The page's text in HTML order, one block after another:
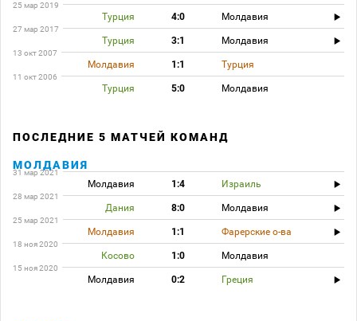
25 мар 2019
Турция 4:0 Молдавия
27 мар 2017
Турция 3:1 Молдавия
13 окт 2007
Молдавия 1:1 Турция
11 окт 2006
Турция 5:0 Молдавия
ПОСЛЕДНИЕ 5 МАТЧЕЙ КОМАНД
МОЛДАВИЯ
31 мар 2021
Молдавия 1:4 Израиль
28 мар 2021
Дания 8:0 Молдавия
25 мар 2021
Молдавия 1:1 Фарерские о-ва
18 ноя 2020
Косово 1:0 Молдавия
15 ноя 2020
Молдавия 0:2 Греция